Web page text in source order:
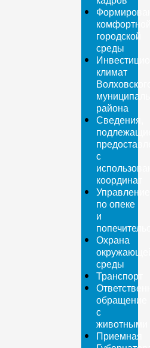
городской
среды
климат
района
Сведения,
с
координат
Управление
по опеке
и
Охрана
среды
Транспорт
обращение
с
животными
Приемная